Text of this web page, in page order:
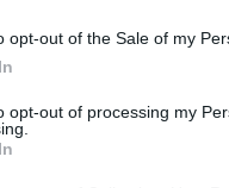
opt-out of the Sale of my
opt-out of processing my
σήμερα